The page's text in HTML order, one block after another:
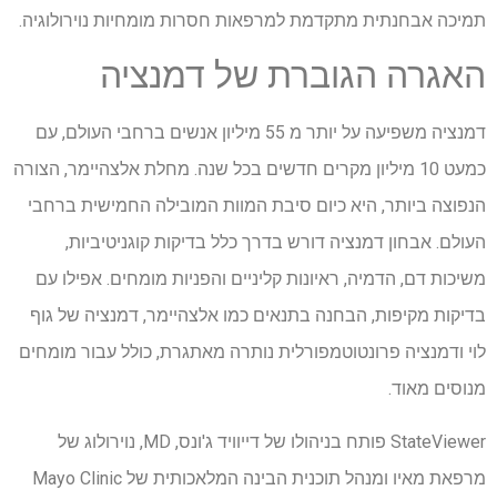
תמיכה אבחנתית מתקדמת למרפאות חסרות מומחיות נוירולוגיה.
האגרה הגוברת של דמנציה
דמנציה משפיעה על יותר מ 55 מיליון אנשים ברחבי העולם, עם
כמעט 10 מיליון מקרים חדשים בכל שנה. מחלת אלצהיימר, הצורה
הנפוצה ביותר, היא כיום סיבת המוות המובילה החמישית ברחבי
העולם. אבחון דמנציה דורש בדרך כלל בדיקות קוגניטיביות,
משיכות דם, הדמיה, ראיונות קליניים והפניות מומחים. אפילו עם
בדיקות מקיפות, הבחנה בתנאים כמו אלצהיימר, דמנציה של גוף
לוי ודמנציה פרונטוטמפורלית נותרה מאתגרת, כולל עבור מומחים
מנוסים מאוד.
StateViewer פותח בניהולו של דייוויד ג'ונס, MD, נוירולוג של
מרפאת מאיו ומנהל תוכנית הבינה המלאכותית של Mayo Clinic